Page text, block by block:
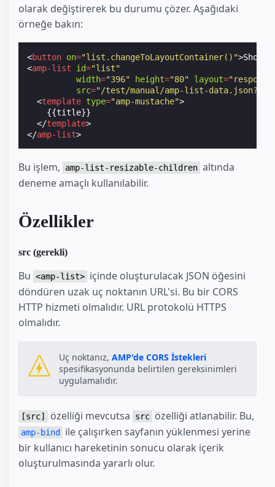
olarak değiştirerek bu durumu çözer. Aşağıdaki
örneğe bakın:
<button on="list.changeToLayoutContainer()">Show
<amp-list id="list"
width="396" height="80" layout=
src="/test/manual/amp-list-
<template type="amp-mustache">
    {{title}}
</template>
</amp-list>
Bu işlem, amp-list-resizable-children altında
deneme amaçlı kullanılabilir.
Özellikler
src (gerekli)
Bu <amp-list> içinde oluşturulacak JSON öğesini
döndüren uzak uç noktanın URL'si. Bu bir CORS
HTTP hizmeti olmalıdır. URL protokolü HTTPS
olmalıdır.
Uç noktanız, AMP'de CORS İstekleri
spesifikasyonunda belirtilen gereksinimleri
uygulamalıdır.
[src] özelliği mevcutsa src özelliği atlanabilir. Bu,
amp-bind
ile çalışırken sayfanın yüklenmesi yerine
bir kullanıcı hareketinin sonucu olarak içerik
oluşturulmasında yararlı olur.